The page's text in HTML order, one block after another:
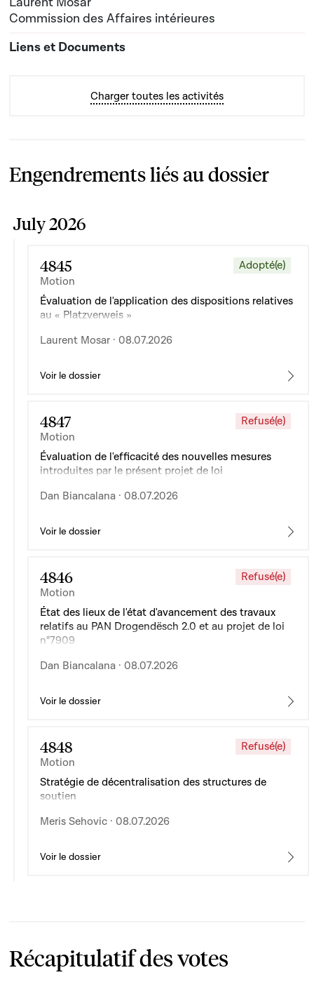
Commission des Affaires intérieures
Charger toutes les activités
Engendrements liés au dossier
July 2026
4845
Motion
Adopté(e)
Évaluation de l'application des dispositions relatives
au « Platzverweis »
Laurent Mosar · 08.07.2026
Voir le dossier
4847
Motion
Refusé(e)
Évaluation de l'efficacité des nouvelles mesures
introduites par le présent projet de loi
Dan Biancalana · 08.07.2026
Voir le dossier
4846
Motion
Refusé(e)
État des lieux de l'état d'avancement des travaux
relatifs au PAN Drogendësch 2.0 et au projet de loi
n°7909
Dan Biancalana · 08.07.2026
Voir le dossier
4848
Motion
Refusé(e)
Stratégie de décentralisation des structures de
soutien
Meris Sehovic · 08.07.2026
Voir le dossier
Récapitulatif des votes